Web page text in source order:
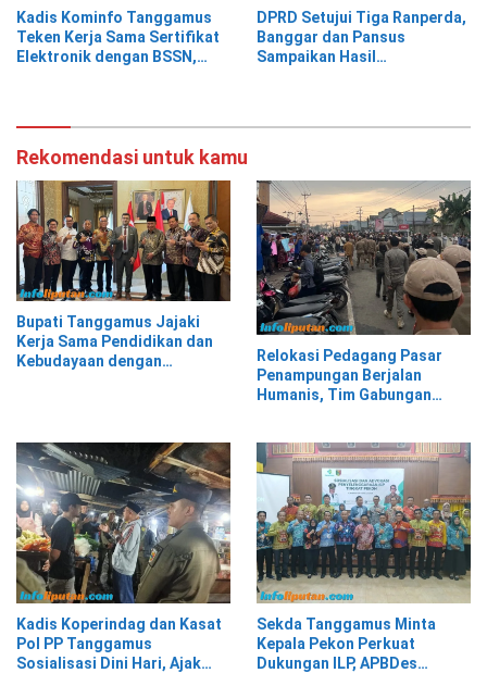
Kadis Kominfo Tanggamus
Teken Kerja Sama Sertifikat
Elektronik dengan BSSN,
DPRD Setujui Tiga Ranperda,
Banggar dan Pansus
Sampaikan Hasil
Rekomendasi untuk kamu
Bupati Tanggamus Jajaki
Kerja Sama Pendidikan dan
Kebudayaan dengan
Relokasi Pedagang Pasar
Penampungan Berjalan
Humanis, Tim Gabungan
Kadis Koperindag dan Kasat
Pol PP Tanggamus
Sosialisasi Dini Hari, Ajak
Sekda Tanggamus Minta
Kepala Pekon Perkuat
Dukungan ILP, APBDes